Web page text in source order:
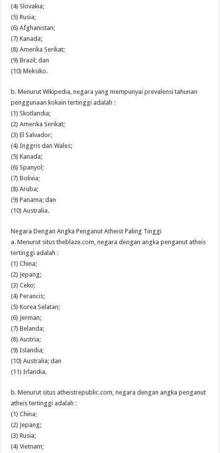
(4) Slovakia;
(5) Rusia;
(6) Afghanistan;
(7) Kanada;
(8) Amerika Serikat;
(9) Brazil; dan
(10) Meksiko.
b. Menurut Wikipedia, negara yang mempunyai prevalensi tahunan
penggunaan kokain tertinggi adalah :
(1) Skotlandia;
(2) Amerika Serikat;
(3) El Salvador;
(4) Inggris dan Wales;
(5) Kanada;
(6) Spanyol;
(7) Bolivia;
(8) Aruba;
(9) Panama; dan
(10) Australia.
Negara Dengan Angka Penganut Atheist Paling Tinggi
a. Menurut situs theblaze.com, negara dengan angka penganut atheis
tertinggi adalah :
(1) China;
(2) Jepang;
(3) Ceko;
(4) Perancis;
(5) Korea Selatan;
(6) Jerman;
(7) Belanda;
(8) Austria;
(9) Islandia;
(10) Australia; dan
(11) Irlandia.
b. Menurut situs atheistrepublic.com, negara dengan angka penganut
atheis tertinggi adalah :
(1) China;
(2) Jepang;
(3) Rusia;
(4) Vietnam;